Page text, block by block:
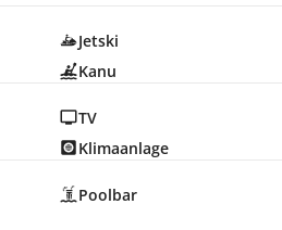
Jetski
Kanu
TV
Klimaanlage
Poolbar